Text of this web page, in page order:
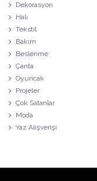
Dekorasyon
Halı
Tekstil
Bakım
Beslenme
Çanta
Oyuncak
Projeler
Çok Satanlar
Moda
Yaz Alışverişi